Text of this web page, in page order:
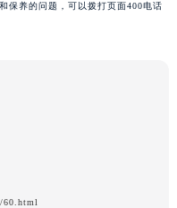
保养的问题，可以拨打页面400电话
60.html